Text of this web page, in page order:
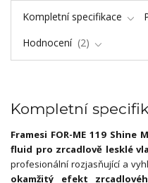
Kompletní specifikace
Hodnocení
2
Kompletní
Framesi FOR-ME 119
fluid pro zrcadlově lesklé
profesionální rozjasňující a
okamžitý efekt